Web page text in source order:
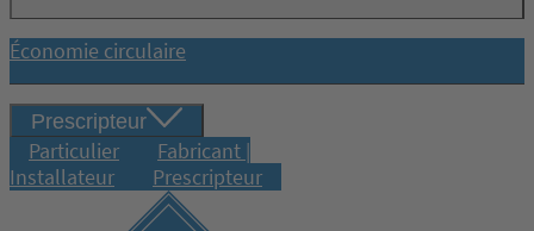
Économie circulaire
Prescripteur
Particulier
Fabricant |
Installateur
Prescripteur